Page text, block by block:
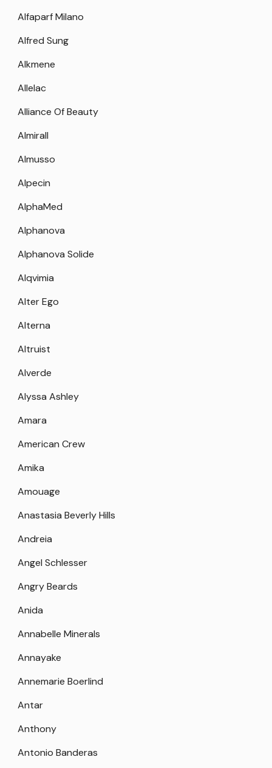
Alfaparf Milano
Alfred Sung
Alkmene
Allelac
Alliance Of Beauty
Almirall
Almusso
Alpecin
AlphaMed
Alphanova
Alphanova Solide
Alqvimia
Alter Ego
Alterna
Altruist
Alverde
Alyssa Ashley
Amara
American Crew
Amika
Amouage
Anastasia Beverly Hills
Andreia
Angel Schlesser
Angry Beards
Anida
Annabelle Minerals
Annayake
Annemarie Boerlind
Antar
Anthony
Antonio Banderas